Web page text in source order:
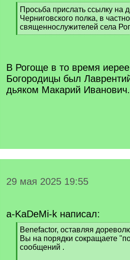
[
q
]
Просьба прислать ссылку на
Черниговского полка, в
священнослужителей села
[
В Рогоще в то время
Богородицы был
дьяком Макарий Иванович.
29 мая 2025 19:55
a-KaDeMi-k написал:
[
q
]
Benefactor, оставляя
Вы на порядки сокращаете
сообщений .